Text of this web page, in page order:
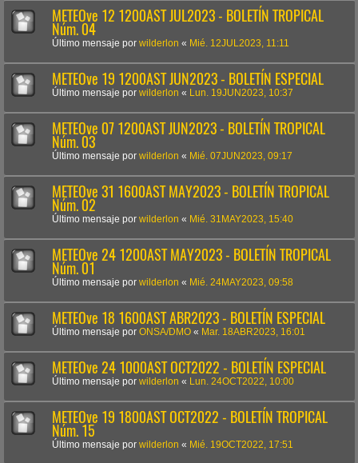
METEOve 12 1200AST JUL2023 - BOLETÍN TROPICAL
Núm. 04
Último mensaje por wilderlon « Mié. 12JUL2023, 11:11
METEOve 19 1200AST JUN2023 - BOLETÍN ESPECIAL
Último mensaje por wilderlon « Lun. 19JUN2023, 10:37
METEOve 07 1200AST JUN2023 - BOLETÍN TROPICAL
Núm. 03
Último mensaje por wilderlon « Mié. 07JUN2023, 09:17
METEOve 31 1600AST MAY2023 - BOLETÍN TROPICAL
Núm. 02
Último mensaje por wilderlon « Mié. 31MAY2023, 15:40
METEOve 24 1200AST MAY2023 - BOLETÍN TROPICAL
Núm. 01
Último mensaje por wilderlon « Mié. 24MAY2023, 09:58
METEOve 18 1600AST ABR2023 - BOLETÍN ESPECIAL
Último mensaje por ONSA/DMO « Mar. 18ABR2023, 16:01
METEOve 24 1000AST OCT2022 - BOLETÍN ESPECIAL
Último mensaje por wilderlon « Lun. 24OCT2022, 10:00
METEOve 19 1800AST OCT2022 - BOLETÍN TROPICAL
Núm. 15
Último mensaje por wilderlon « Mié. 19OCT2022, 17:51